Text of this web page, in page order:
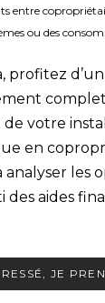
entre
ou des
profitez d’un
votre
en
analyser les
aides
JE